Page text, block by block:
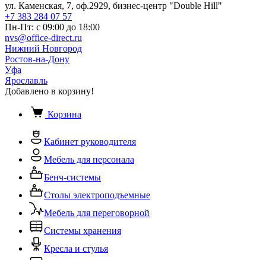
ул. Каменская, 7, оф.2929, бизнес-центр "Double Hill"
+7 383 284 07 57
Пн-Пт: с 09:00 до 18:00
nvs@office-direct.ru
Нижний Новгород
Ростов-на-Дону
Уфа
Ярославль
Добавлено в корзину!
Корзина
Кабинет руководителя
Мебель для персонала
Бенч-системы
Столы электроподъемные
Мебель для переговорной
Системы хранения
Кресла и стулья